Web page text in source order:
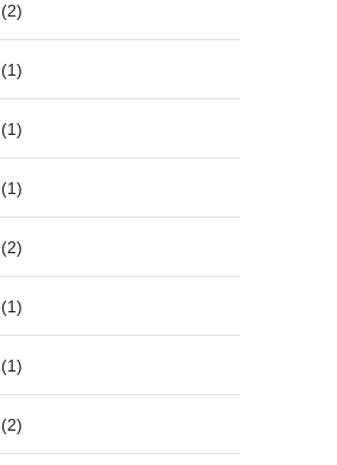
(2)
(1)
(1)
(1)
(2)
(1)
(1)
(2)